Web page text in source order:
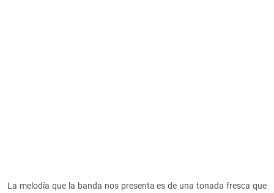
La melodía que la banda nos presenta es de una tonada fresca que